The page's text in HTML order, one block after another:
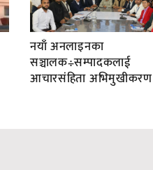
नयाँ अनलाइनका
सञ्चालक÷सम्पादकलाई
आचारसंहिता अभिमुखीकरण